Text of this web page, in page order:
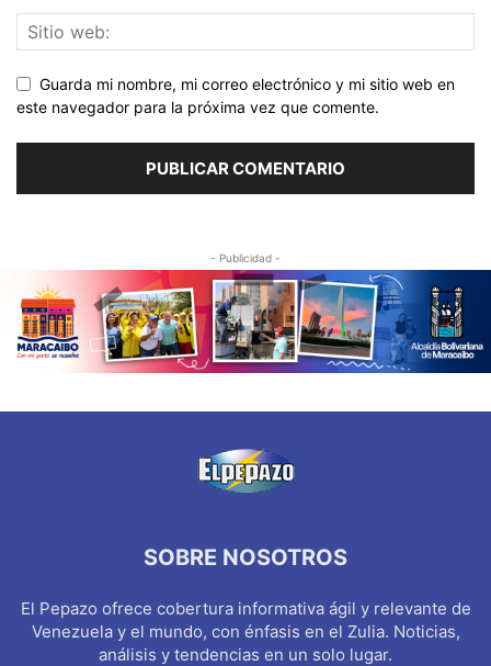
Guarda mi nombre, mi correo electrónico y mi sitio web en
este navegador para la próxima vez que comente.
- Publicidad -
SOBRE NOSOTROS
El Pepazo ofrece cobertura informativa ágil y relevante de
Venezuela y el mundo, con énfasis en el Zulia. Noticias,
análisis y tendencias en un solo lugar.